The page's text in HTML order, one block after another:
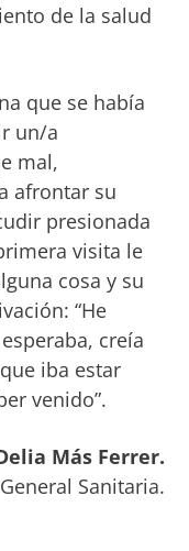
de la salud
que se había
un/a
mal,
afrontar su
presionada
visita le
cosa y su
“He
creía
iba estar
venido”.
Más Ferrer.
Sanitaria.